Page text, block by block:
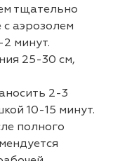
тщательно
аэрозолем
2 минут.
25-30 см,
2-3
10-15 минут.
полного